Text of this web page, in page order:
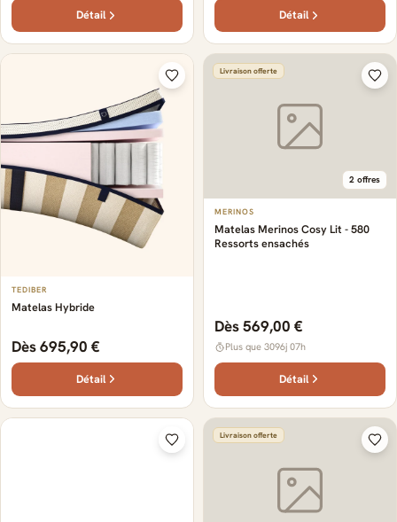
Détail Détail
TEDIBER
Matelas Hybride
Dès 695,90 €
Détail
Livraison offerte
2 offres
MERINOS
Matelas Merinos Cosy Lit - 580
Ressorts ensachés
Dès 569,00 €
Plus que 3096j 07h
Détail
Livraison offerte